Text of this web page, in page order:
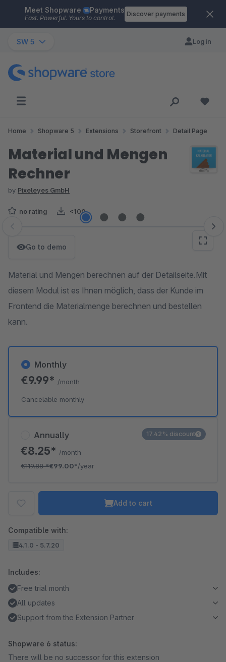
Skip to main content
Meet Shopware Payments
Fast. Powerful. Yours to control.
Discover payments
SW 5 Log in
Home Shopware 5 Extensions Storefront Detail Page
Material und Mengen
Rechner
by Pixeleyes GmbH
no rating <100
Skip image gallery
Go to demo
Material und Mengen berechnen auf der Detailseite.Mit
diesem Modul ist es Ihnen möglich, dass der Kunde im
Frontend die Materialmenge berechnen und bestellen
kann.
Annually
€8.25* /month
€119.88*€99.00*/year
17.42% discount
Monthly
€9.99* /month
Cancelable monthly
Add to cart
Compatible with:
4.1.0 - 5.7.20
Includes:
Free trial month
All updates
Support from the Extension Partner
Shopware 6 status:
There will be no successor for this extension